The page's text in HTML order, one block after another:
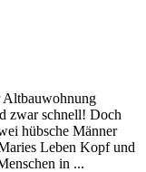
Altbauwohnung
zwar schnell! Doch
hübsche Männer
Leben Kopf und
in ...